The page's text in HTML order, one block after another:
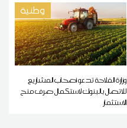
وطنية
وزارة الفلاحة تدعو أصحاب المشاريع
للاتصال بالبنوك لاستكمال صرف منح
الاستثمار